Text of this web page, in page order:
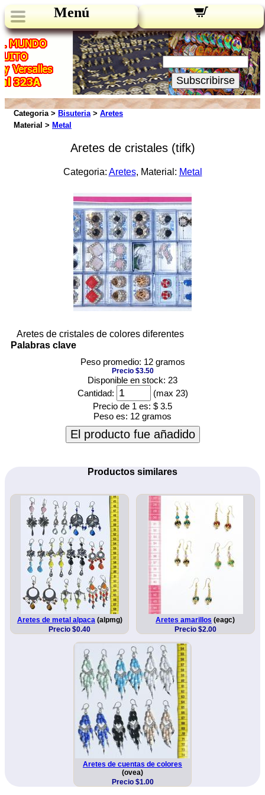
Menú
Novedades:
Su Email:
Subscribirse
Categoria > Bisuteria> Aretes
Material > Metal
Aretes de cristales (tifk)
Categoria: Aretes, Material: Metal
Aretes de cristales de colores diferentes
Palabras clave
Peso promedio: 12 gramos
Precio $3.50
Disponible en stock: 23
Cantidad:
(max 23)
Precio de 1 es: $ 3.5
Peso es: 12 gramos
El producto fue añadido
Productos similares
Aretes de metal alpaca (alpmg)
Precio $0.40
Aretes amarillos (eagc)
Precio $2.00
Aretes de cuentas de colores
(ovea)
Precio $1.00